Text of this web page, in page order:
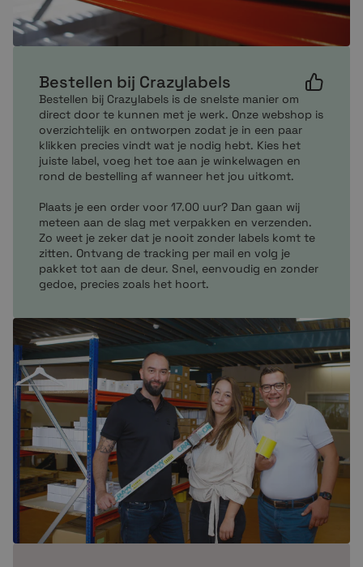
Bestellen bij Crazylabels
Bestellen bij Crazylabels is de snelste manier om
direct door te kunnen met je werk. Onze webshop is
overzichtelijk en ontworpen zodat je in een paar
klikken precies vindt wat je nodig hebt. Kies het
juiste label, voeg het toe aan je winkelwagen en
rond de bestelling af wanneer het jou uitkomt.
Plaats je een order voor 17.00 uur? Dan gaan wij
meteen aan de slag met verpakken en verzenden.
Zo weet je zeker dat je nooit zonder labels komt te
zitten. Ontvang de tracking per mail en volg je
pakket tot aan de deur. Snel, eenvoudig en zonder
gedoe, precies zoals het hoort.